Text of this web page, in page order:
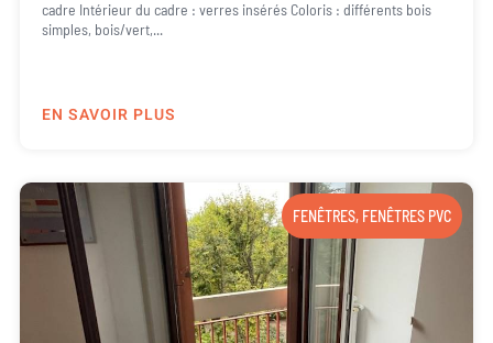
cadre Intérieur du cadre : verres insérés Coloris : différents bois
simples, bois/vert,...
EN SAVOIR PLUS
FENÊTRES, FENÊTRES PVC